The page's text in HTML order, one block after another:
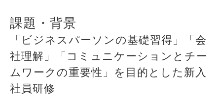
課題・背景
「ビジネスパーソンの基礎習得」「会
社理解」「コミュニケーションとチー
ムワークの重要性」を目的とした新入
社員研修